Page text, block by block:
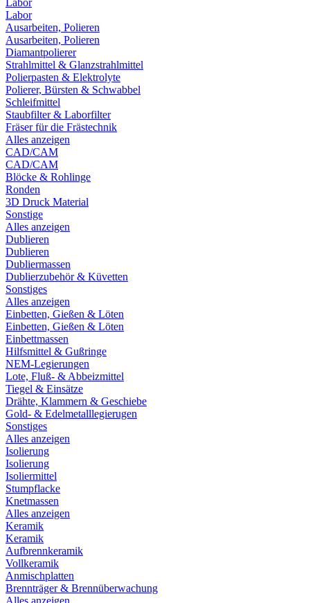
Labor
Labor
Ausarbeiten, Polieren
Ausarbeiten, Polieren
Diamantpolierer
Strahlmittel & Glanzstrahlmittel
Polierpasten & Elektrolyte
Polierer, Bürsten & Schwabbel
Schleifmittel
Staubfilter & Laborfilter
Fräser für die Frästechnik
Alles anzeigen
CAD/CAM
CAD/CAM
Blöcke & Rohlinge
Ronden
3D Druck Material
Sonstige
Alles anzeigen
Dublieren
Dublieren
Dubliermassen
Dublierzubehör & Küvetten
Sonstiges
Alles anzeigen
Einbetten, Gießen & Löten
Einbetten, Gießen & Löten
Einbettmassen
Hilfsmittel & Gußringe
NEM-Legierungen
Lote, Fluß- & Abbeizmittel
Tiegel & Einsätze
Drähte, Klammern & Geschiebe
Gold- & Edelmetalllegierugen
Sonstiges
Alles anzeigen
Isolierung
Isolierung
Isoliermittel
Stumpflacke
Knetmassen
Alles anzeigen
Keramik
Keramik
Aufbrennkeramik
Vollkeramik
Anmischplatten
Brennträger & Brennüberwachung
Alles anzeigen